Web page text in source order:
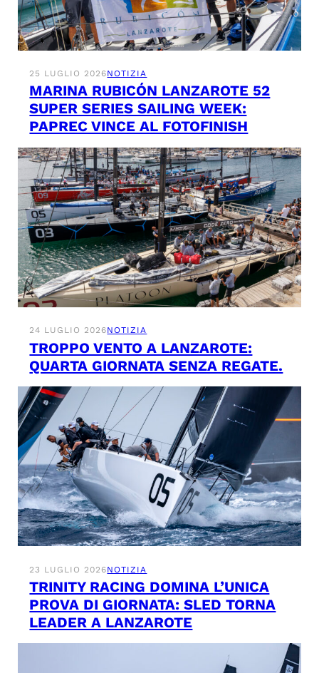
25 LUGLIO 2026NOTIZIA
MARINA RUBICÓN LANZAROTE 52
SUPER SERIES SAILING WEEK:
PAPREC VINCE AL FOTOFINISH
24 LUGLIO 2026NOTIZIA
TROPPO VENTO A LANZAROTE:
QUARTA GIORNATA SENZA REGATE.
23 LUGLIO 2026NOTIZIA
TRINITY RACING DOMINA L’UNICA
PROVA DI GIORNATA: SLED TORNA
LEADER A LANZAROTE